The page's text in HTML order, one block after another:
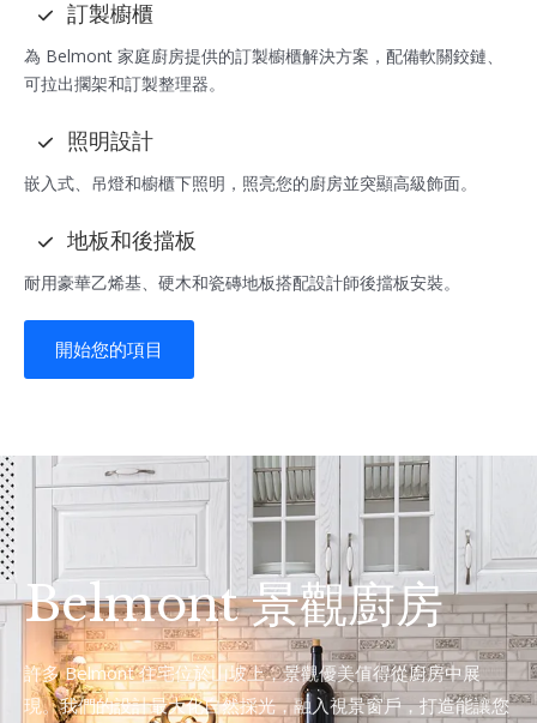
訂製櫥櫃
為 Belmont 家庭廚房提供的訂製櫥櫃解決方案，配備軟關鉸鏈、
可拉出擱架和訂製整理器。
照明設計
嵌入式、吊燈和櫥櫃下照明，照亮您的廚房並突顯高級飾面。
地板和後擋板
耐用豪華乙烯基、硬木和瓷磚地板搭配設計師後擋板安裝。
開始您的項目
Belmont 景觀廚房
許多 Belmont 住宅位於山坡上，景觀優美值得從廚房中展
現。我們的設計最大化自然採光，融入視景窗戶，打造能讓您